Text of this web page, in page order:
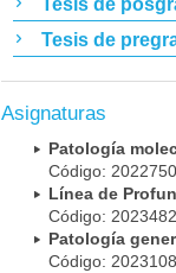
Tesis de
Tesis de
Asignaturas
Patología
Código:
Línea de
Código:
Patología
Código: